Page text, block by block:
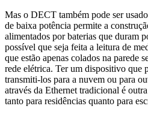
Mas o DECT também pode ser
de baixa potência permite a
alimentados por baterias que duram
possível que seja feita a leitura de
que estão apenas colados na parede
rede elétrica. Ter um dispositivo que
transmiti-los para a nuvem ou para
através da Ethernet tradicional é
tanto para residências quanto para